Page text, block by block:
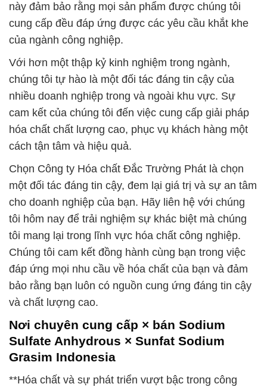
này đảm bảo rằng mọi sản phẩm được chúng tôi
cung cấp đều đáp ứng được các yêu cầu khắt khe
của ngành công nghiệp.
Với hơn một thập kỷ kinh nghiệm trong ngành,
chúng tôi tự hào là một đối tác đáng tin cậy của
nhiều doanh nghiệp trong và ngoài khu vực. Sự
cam kết của chúng tôi đến việc cung cấp giải pháp
hóa chất chất lượng cao, phục vụ khách hàng một
cách tận tâm và hiệu quả.
Chọn Công ty Hóa chất Đắc Trường Phát là chọn
một đối tác đáng tin cậy, đem lại giá trị và sự an tâm
cho doanh nghiệp của bạn. Hãy liên hệ với chúng
tôi hôm nay để trải nghiệm sự khác biệt mà chúng
tôi mang lại trong lĩnh vực hóa chất công nghiệp.
Chúng tôi cam kết đồng hành cùng bạn trong việc
đáp ứng mọi nhu cầu về hóa chất của bạn và đảm
bảo rằng bạn luôn có nguồn cung ứng đáng tin cậy
và chất lượng cao.
Nơi chuyên cung cấp × bán Sodium
Sulfate Anhydrous × Sunfat Sodium
Grasim Indonesia
**Hóa chất và sự phát triển vượt bậc trong công